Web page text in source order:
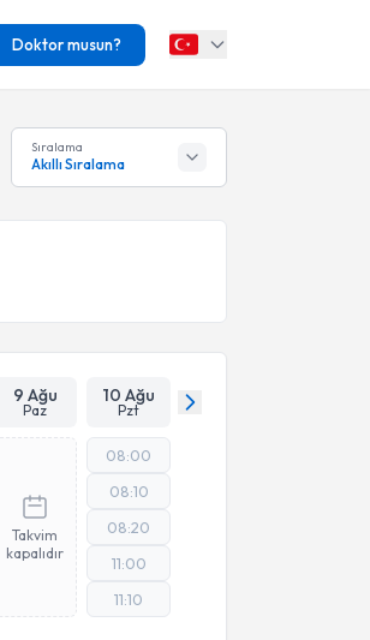
Doktor musun?
Sıralama
Akıllı Sıralama
9 Ağu
Paz
10 Ağu
Pzt
Takvim
kapalıdır
08:00
08:10
08:20
11:00
11:10